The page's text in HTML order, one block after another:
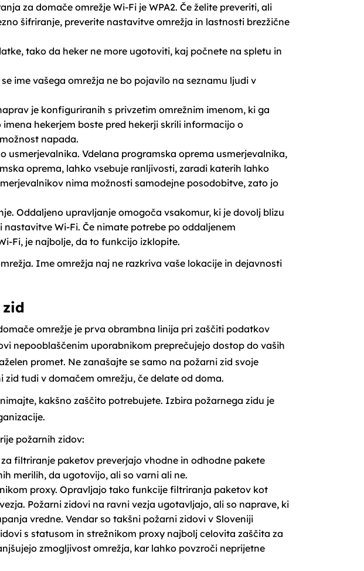
za domače omrežje Wi-Fi je WPA2. Če želite preveriti, ali
šifriranje, preverite nastavitve omrežja in lastnosti brezžične
tako da heker ne more ugotoviti, kaj počnete na spletu in
ime vašega omrežja ne bo pojavilo na seznamu ljudi v
je konfiguriranih s privzetim omrežnim imenom, ki ga
hekerjem boste pred hekerji skrili informacijo o
napada.
usmerjevalnika. Vdelana programska oprema usmerjevalnika,
oprema, lahko vsebuje ranljivosti, zaradi katerih lahko
nima možnosti samodejne posodobitve, zato jo
Oddaljeno upravljanje omogoča vsakomur, ki je dovolj blizu
nastavitve Wi-Fi. Če nimate potrebe po oddaljenem
Fi, je najbolje, da to funkcijo izklopite.
Ime omrežja naj ne razkriva vaše lokacije in dejavnosti
omrežje je prva obrambna linija pri zaščiti podatkov
nepooblaščenim uporabnikom preprečujejo dostop do vaših
promet. Ne zanašajte se samo na požarni zid svoje
tudi v domačem omrežju, če delate od doma.
kakšno zaščito potrebujete. Izbira požarnega zidu je
požarnih zidov:
filtriranje paketov preverjajo vhodne in odhodne pakete
merilih, da ugotovijo, ali so varni ali ne.
proxy. Opravljajo tako funkcije filtriranja paketov kot
Požarni zidovi na ravni vezja ugotavljajo, ali so naprave, ki
vredne. Vendar so takšni požarni zidovi v Sloveniji
s statusom in strežnikom proxy najbolj celovita zaščita za
zmogljivost omrežja, kar lahko povzroči neprijetne